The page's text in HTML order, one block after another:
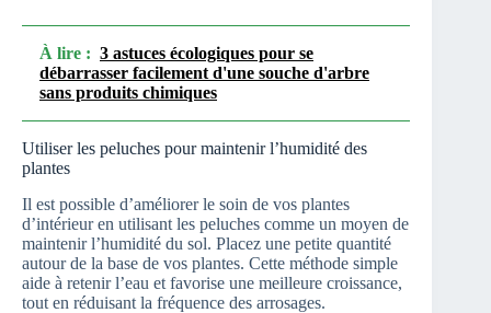
À lire : 3 astuces écologiques pour se
débarrasser facilement d'une souche d'arbre
sans produits chimiques
Utiliser les peluches pour maintenir l’humidité des
plantes
Il est possible d’améliorer le soin de vos plantes
d’intérieur en utilisant les peluches comme un moyen de
maintenir l’humidité du sol. Placez une petite quantité
autour de la base de vos plantes. Cette méthode simple
aide à retenir l’eau et favorise une meilleure croissance,
tout en réduisant la fréquence des arrosages.